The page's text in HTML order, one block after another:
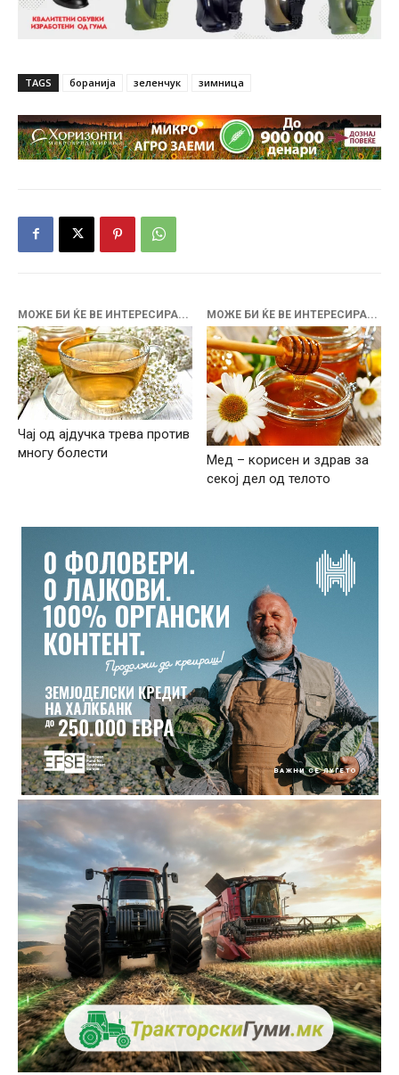
TAGS боранија зеленчук зимница
МОЖЕ БИ ЌЕ ВЕ ИНТЕРЕСИРА...
Чај од ајдучка трева против
многу болести
МОЖЕ БИ ЌЕ ВЕ ИНТЕРЕСИРА...
Мед – корисен и здрав за
секој дел од телото